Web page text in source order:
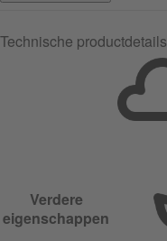
Technische productdetails
Verdere
eigenschappen